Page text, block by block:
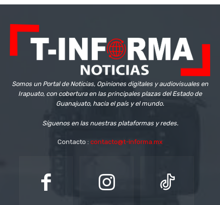
Somos un Portal de Noticias, Opiniones digitales y audiovisuales en
Irapuato, con cobertura en las principales plazas del Estado de
Guanajuato, hacia el país y el mundo.
Síguenos en las nuestras plataformas y redes.
Contacto : contacto@t-informa.mx